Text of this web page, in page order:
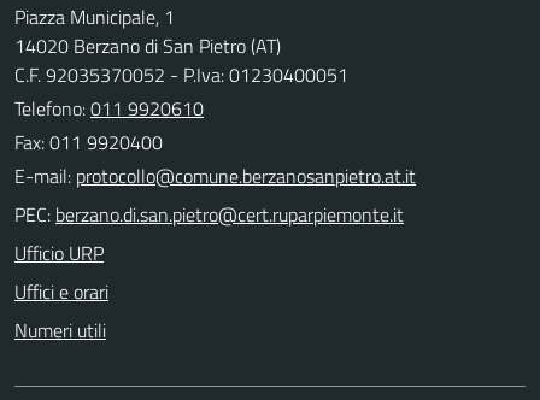
Piazza Municipale, 1
14020 Berzano di San Pietro (AT)
C.F. 92035370052 - P.Iva: 01230400051
Telefono:011 9920610
Fax: 011 9920400
E-mail:
PEC:
Ufficio URP
Uffici e orari
Numeri utili